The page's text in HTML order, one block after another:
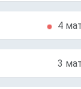
4
3